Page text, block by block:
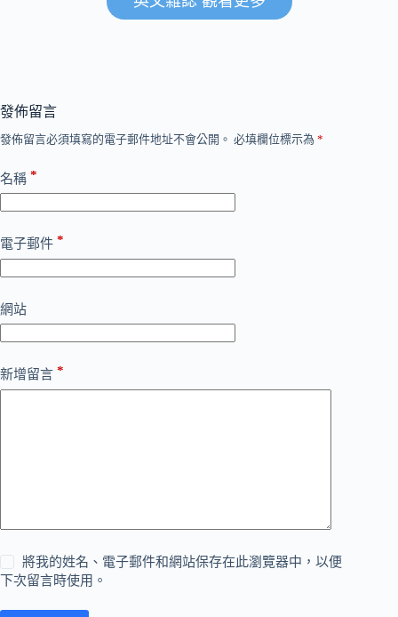
發佈留言
發佈留言必須填寫的電子郵件地址不會公開。 必填欄位標示為 *
名稱 *
電子郵件 *
網站
新增留言 *
將我的姓名、電子郵件和網站保存在此瀏覽器中，以便
下次留言時使用。